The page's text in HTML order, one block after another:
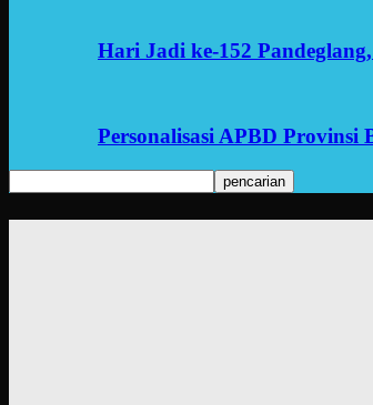
Hari Jadi ke-152
Personalisasi APBD